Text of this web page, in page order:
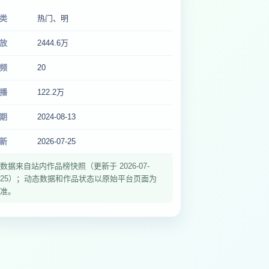
热门、明
2444.6万
20
122.2万
2024-08-13
2026-07-25
数据来自站内作品榜快照（更新于 2026-07-
25）；动态数据和作品状态以原始平台页面为
准。